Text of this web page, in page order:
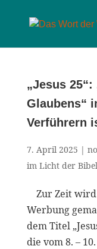
„Jesus
Glaubens“
Verführern
7. April 2025 |
im Licht der Bibel
Zur Zeit wird
Werbung
dem Titel
die vom 8. –